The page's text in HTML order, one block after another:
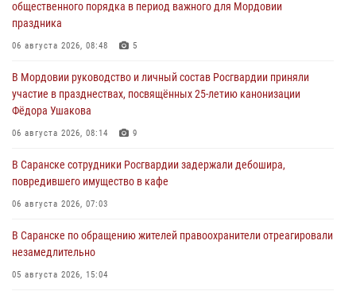
общественного порядка в период важного для Мордовии
праздника
06 августа 2026, 08:48 5
В Мордовии руководство и личный состав Росгвардии приняли
участие в празднествах, посвящённых 25-летию канонизации
Фёдора Ушакова
06 августа 2026, 08:14 9
В Саранске сотрудники Росгвардии задержали дебошира,
повредившего имущество в кафе
06 августа 2026, 07:03
В Саранске по обращению жителей правоохранители отреагировали
незамедлительно
05 августа 2026, 15:04